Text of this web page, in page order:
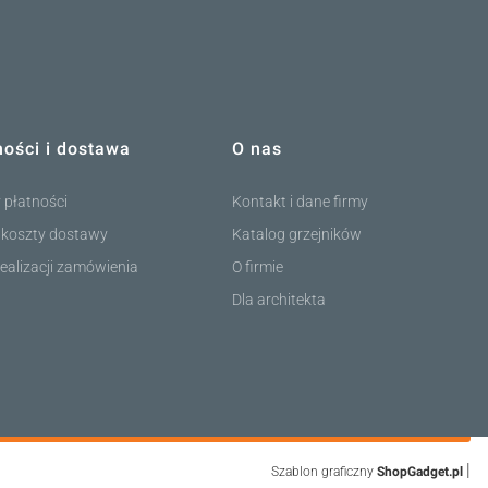
i dostawa
płatności
koszty dostawy
zamówienia
O nas
Kontakt i dane firmy
Katalog grzejników
O firmie
Dla architekta
Szablon graficzny ShopGadget.pl